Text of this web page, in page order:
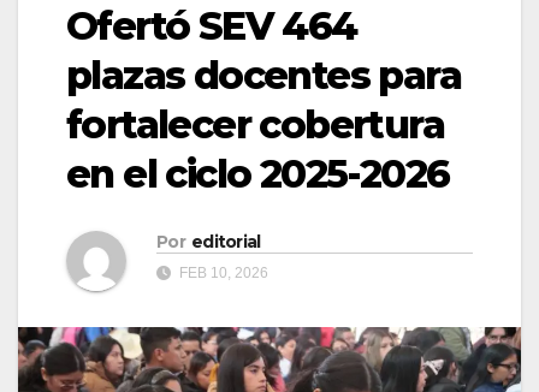
Ofertó SEV 464
plazas docentes para
fortalecer cobertura
en el ciclo 2025-2026
Por editorial
FEB 10, 2026